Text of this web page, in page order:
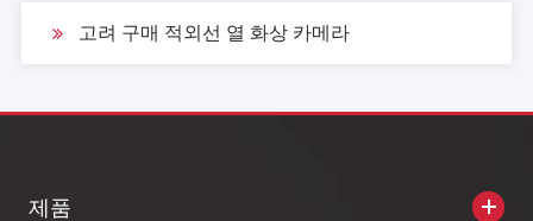
고려 구매 적외선 열 화상 카메라
제품